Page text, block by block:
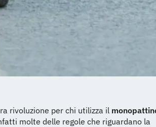
rivoluzione per chi utilizza il
molte delle regole che riguardano la